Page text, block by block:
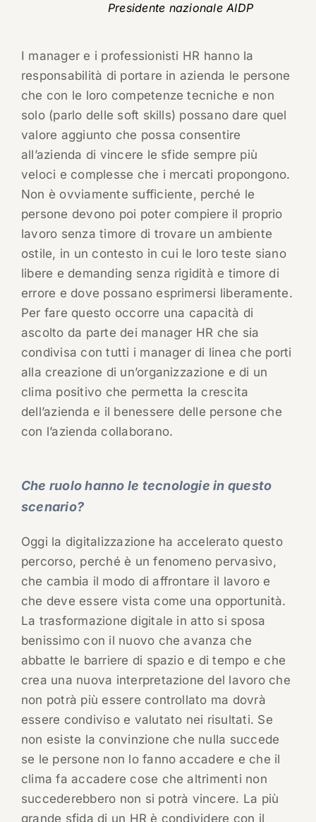
Presidente nazionale AIDP
I manager e i professionisti HR hanno la
responsabilità di portare in azienda le persone
che con le loro competenze tecniche e non
solo (parlo delle soft skills) possano dare quel
valore aggiunto che possa consentire
all’azienda di vincere le sfide sempre più
veloci e complesse che i mercati propongono.
Non è ovviamente sufficiente, perché le
persone devono poi poter compiere il proprio
lavoro senza timore di trovare un ambiente
ostile, in un contesto in cui le loro teste siano
libere e demanding senza rigidità e timore di
errore e dove possano esprimersi liberamente.
Per fare questo occorre una capacità di
ascolto da parte dei manager HR che sia
condivisa con tutti i manager di linea che porti
alla creazione di un’organizzazione e di un
clima positivo che permetta la crescita
dell’azienda e il benessere delle persone che
con l’azienda collaborano.
Che ruolo hanno le tecnologie in questo
scenario?
Oggi la digitalizzazione ha accelerato questo
percorso, perché è un fenomeno pervasivo,
che cambia il modo di affrontare il lavoro e
che deve essere vista come una opportunità.
La trasformazione digitale in atto si sposa
benissimo con il nuovo che avanza che
abbatte le barriere di spazio e di tempo e che
crea una nuova interpretazione del lavoro che
non potrà più essere controllato ma dovrà
essere condiviso e valutato nei risultati. Se
non esiste la convinzione che nulla succede
se le persone non lo fanno accadere e che il
clima fa accadere cose che altrimenti non
succederebbero non si potrà vincere. La più
grande sfida di un HR è condividere con il